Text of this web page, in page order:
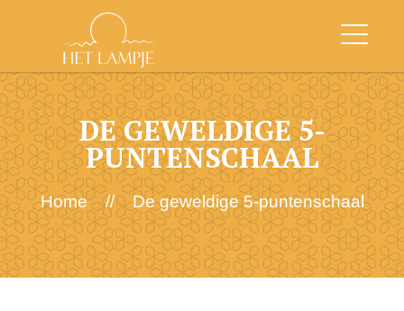
DE GEWELDIGE 5-
PUNTENSCHAAL
Home // De geweldige 5-puntenschaal